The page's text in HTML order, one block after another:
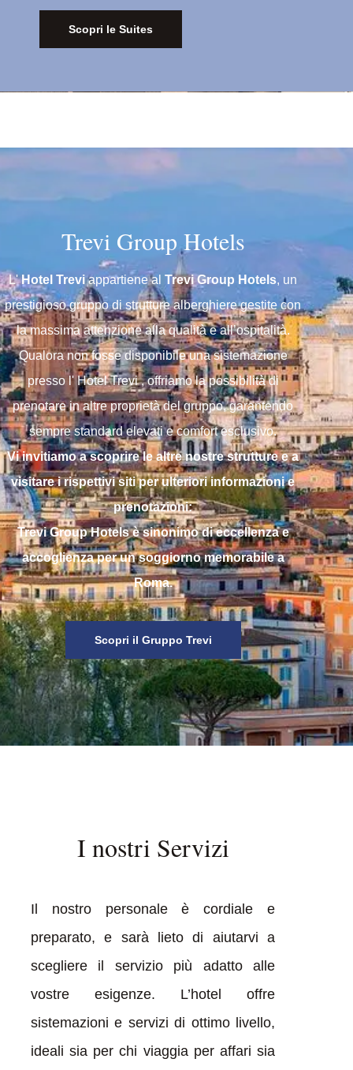
Scopri le Suites
Trevi Group Hotels
L'Hotel Treviappartiene al Trevi Group Hotels, un
prestigioso gruppo di strutture alberghiere gestite con
la massima attenzione alla qualità e all’ospitalità.
Qualora non fosse disponibile una sistemazione
presso l' Hotel Trevi , offriamo la possibilità di
prenotare in altre proprietà del gruppo, garantendo
Vi invitiamo a scoprire le altre nostre strutture e a
visitare i rispettivi siti per ulteriori informazioni e
prenotazioni:
Trevi Group Hotels è sinonimo di eccellenza e
accoglienza per un soggiorno memorabile a
Roma.
Scopri il Gruppo Trevi
I nostri Servizi
Il nostro personale è cordiale e
preparato, e sarà lieto di aiutarvi a
scegliere il servizio più adatto alle
vostre esigenze. L’hotel offre
sistemazioni e servizi di ottimo livello,
ideali sia per chi viaggia per affari sia